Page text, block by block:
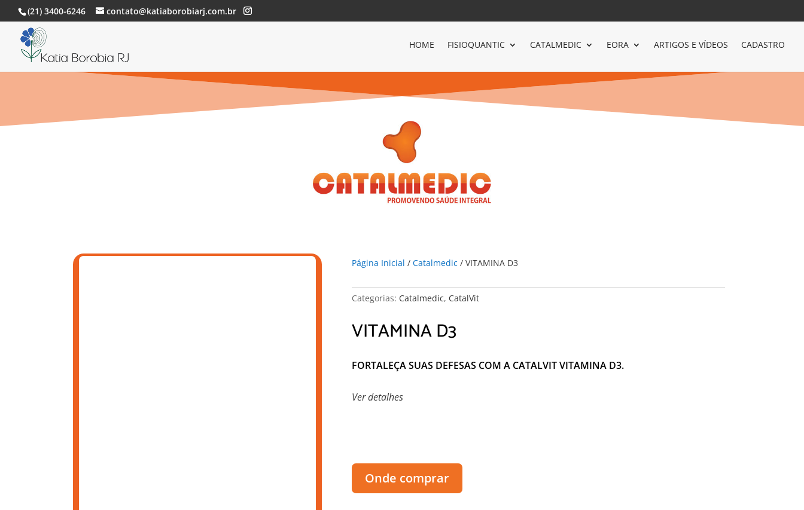
(21) 3400-6246 contato@katiaborobiarj.com.br
HOME FISIOQUANTIC CATALMEDIC EORA ARTIGOS E VÍDEOS CADASTRO
Página Inicial / Catalmedic / VITAMINA D3
Categorias: Catalmedic, CatalVit
VITAMINA D3
FORTALEÇA SUAS DEFESAS COM A CATALVIT VITAMINA D3.
Ver detalhes
Onde comprar